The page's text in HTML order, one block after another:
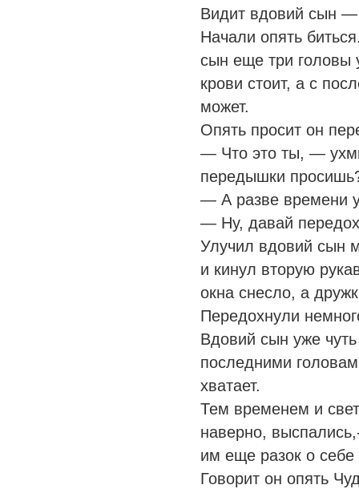
Видит вдовий сын —
Начали опять
сын еще три головы
крови стоит, а с
может.
Опять просит он
— Что это ты, —
передышки
— А разве времени
— Ну, давай
Улучил вдовий сын
и кинул вторую
окна снесло, а
Передохнули
Вдовий сын уже
последними
хватает.
Тем временем и
наверно,
им еще разок о себе
Говорит он опять